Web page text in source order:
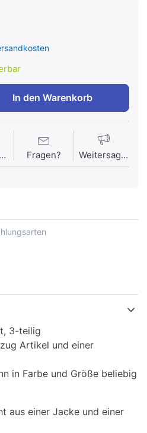
In den Warenkorb
Vergleichen Fragen? Weitersagen
3-teilig
Artikel und einer
in Farbe und Größe beliebig
aus einer Jacke und einer